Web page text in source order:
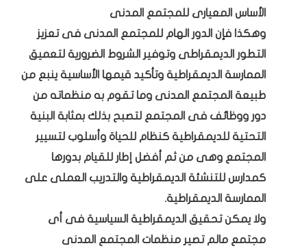
الأساس المعيارى للمجتمع المدنى
وهكذا فإن الدور الهام للمجتمع المدنى فى تعزيز
التطور الديمقراطى وتوفير الشروط الضرورية لتعميق
الممارسة الديمقراطية وتأكيد قيمها الأساسية ينبع من
طبيعة المجتمع المدنى وما تقوم به منظماته من
دور ووظائف فى المجتمع لتصبح بذلك بمثابة البنية
التحتية للديمقراطية كنظام للحياة وأسلوب لتسيير
المجتمع وهى من ثم أفضل إطار للقيام بدورها
كمدارس للتنشئة الديمقراطية والتدريب العملى على
الممارسة الديمقراطية.
ولا يمكن تحقيق الديمقراطية السياسية فى أى
مجتمع مالم تصير منظمات المجتمع المدنى